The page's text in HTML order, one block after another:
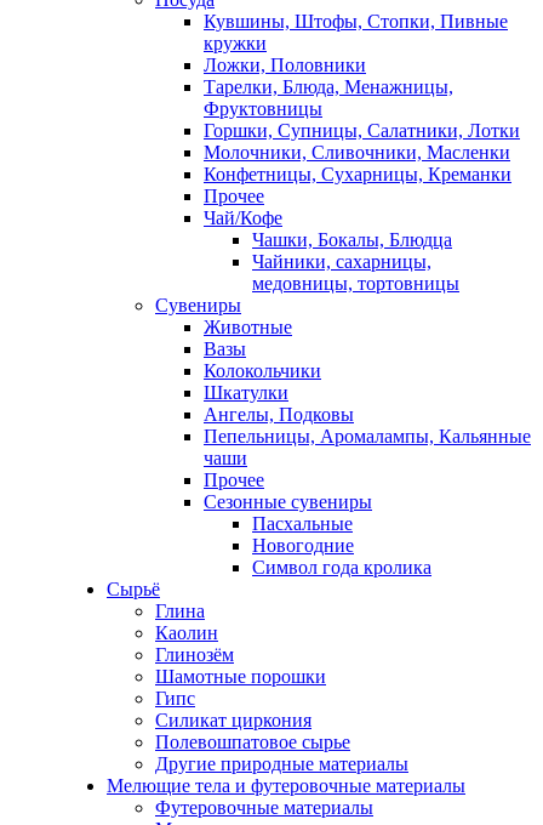
Кувшины, Штофы, Стопки, Пивные
кружки
Ложки, Половники
Тарелки, Блюда, Менажницы,
Фруктовницы
Горшки, Супницы, Салатники, Лотки
Молочники, Сливочники, Масленки
Конфетницы, Сухарницы, Креманки
Прочее
Чай/Кофе
Чашки, Бокалы, Блюдца
Чайники, сахарницы,
медовницы, тортовницы
Сувениры
Животные
Вазы
Колокольчики
Шкатулки
Ангелы, Подковы
Пепельницы, Аромалампы, Кальянные
чаши
Прочее
Сезонные сувениры
Пасхальные
Новогодние
Символ года кролика
Сырьё
Глина
Каолин
Глинозём
Шамотные порошки
Гипс
Силикат циркония
Полевошпатовое сырье
Другие природные материалы
Мелющие тела и футеровочные материалы
Футеровочные материалы